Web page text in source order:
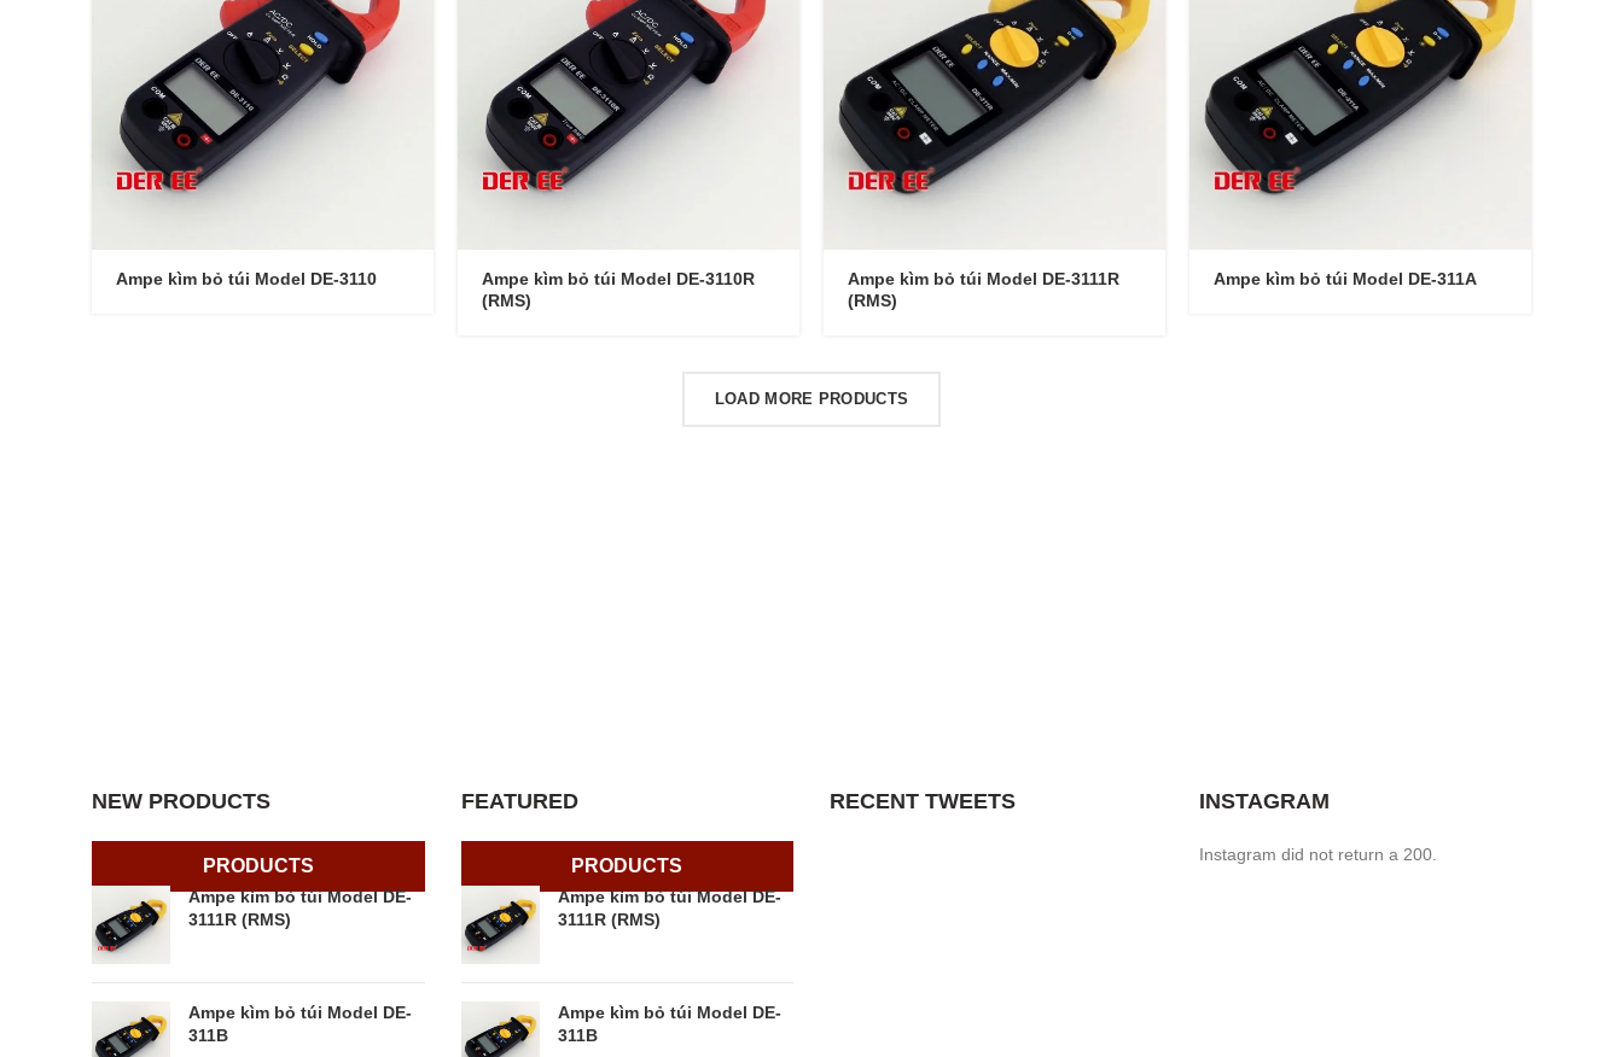
Ampe kìm bỏ túi Model DE-3110
Ampe kìm bỏ túi Model DE-3110R
(RMS)
Ampe kìm bỏ túi Model DE-3111R
(RMS)
Ampe kìm bỏ túi Model DE-311A
LOAD MORE PRODUCTS
NEW PRODUCTS
PRODUCTS
Ampe kìm bỏ túi Model DE-
3111R (RMS)
Ampe kìm bỏ túi Model DE-
311B
FEATURED
PRODUCTS
Ampe kìm bỏ túi Model DE-
3111R (RMS)
Ampe kìm bỏ túi Model DE-
311B
RECENT TWEETS INSTAGRAM
Instagram did not return a 200.